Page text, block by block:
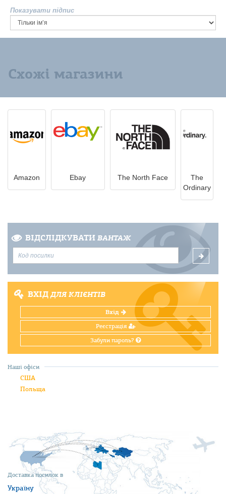
Показувати підпис
Схожі магазини
Amazon Ebay The North Face
The
Ordinary
ВІДСЛІДКУВАТИ ВАНТАЖ
ВХІДДЛЯ КЛІЄНТІВ
Вхід
Реєстрація
Забули пароль?
Доставка посилок в
Україну
Наші офіси
США
Польща